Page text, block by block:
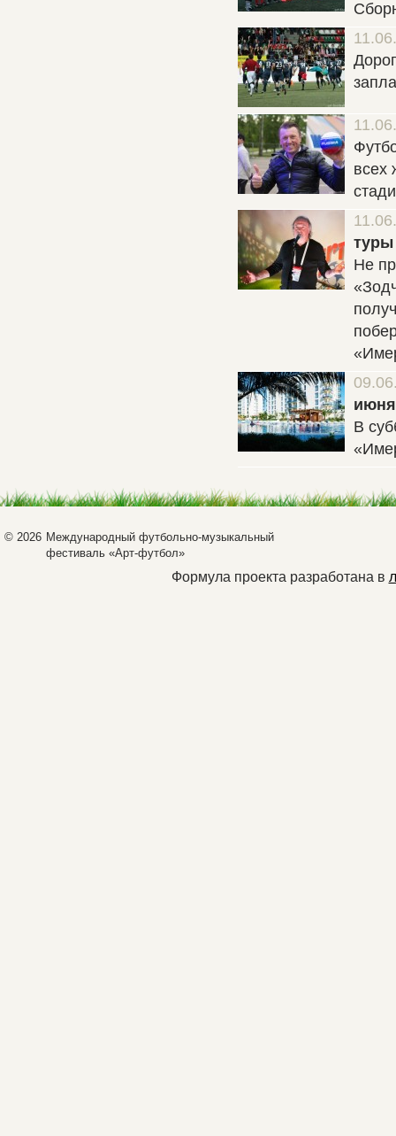
всех
туры
Не
июня
В
© 2026 Международный футбольно-музыкальный
фестиваль «Арт-футбол»
Формула проекта разработана в